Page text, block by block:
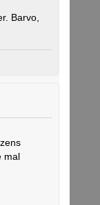
Barvo,
mal